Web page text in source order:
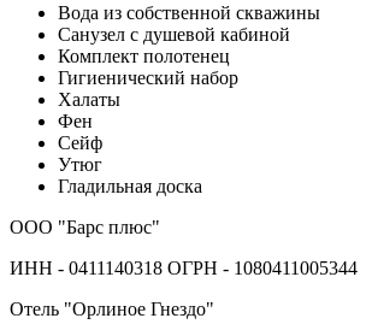
Вода из собственной скважины
Санузел с душевой кабиной
Комплект полотенец
Гигиенический набор
Халаты
Фен
Сейф
Утюг
Гладильная доска
ООО "Барс плюс"
ИНН - 0411140318 ОГРН - 1080411005344
Отель "Орлиное Гнездо"